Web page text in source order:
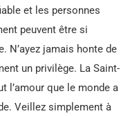
et les personnes
peuvent être si
N’ayez jamais honte de
un privilège. La Saint-
l’amour que le monde a
Veillez simplement à